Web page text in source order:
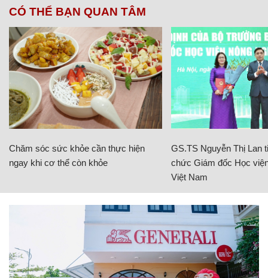
CÓ THỂ BẠN QUAN TÂM
Chăm sóc sức khỏe cần thực hiện
ngay khi cơ thể còn khỏe
GS.TS Nguyễn Thị Lan
chức Giám đốc Học
Việt Nam